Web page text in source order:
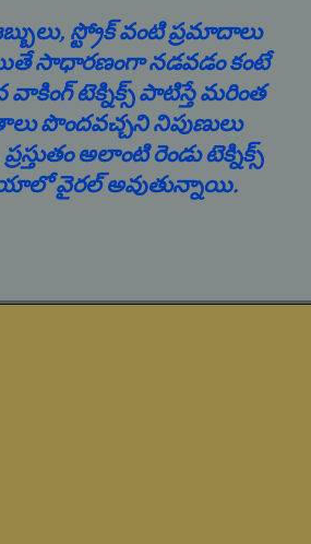
స్ట్రోక్ వంటి ప్రమాదాలు
సాధారణంగా నడవడం కంటే
వాకింగ్ టెక్నిక్స్ పాటిస్తే మరింత
పొందవచ్చని నిపుణులు
అలాంటి రెండు టెక్నిక్స్